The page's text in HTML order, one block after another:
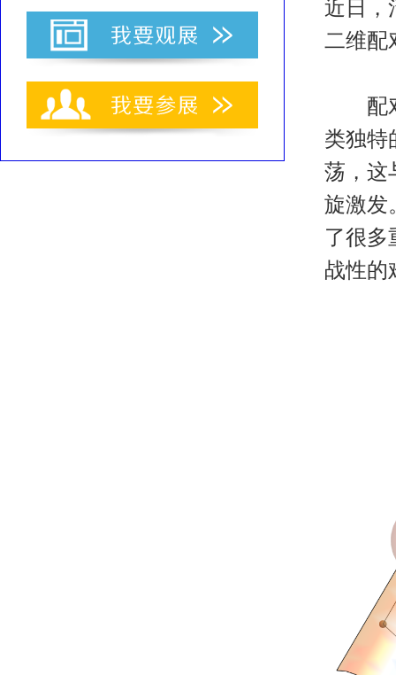
近日，
二维配
配对
类独特
荡，这
旋激发
了很多
战性的